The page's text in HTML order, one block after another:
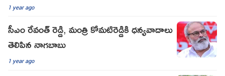
1 year ago
సీఎం రేవంత్ రెడ్డి, మంత్రి కోమటిరెడ్డికి ధన్యవాదాలు
తెలిపిన నాగబాబు
1 year ago